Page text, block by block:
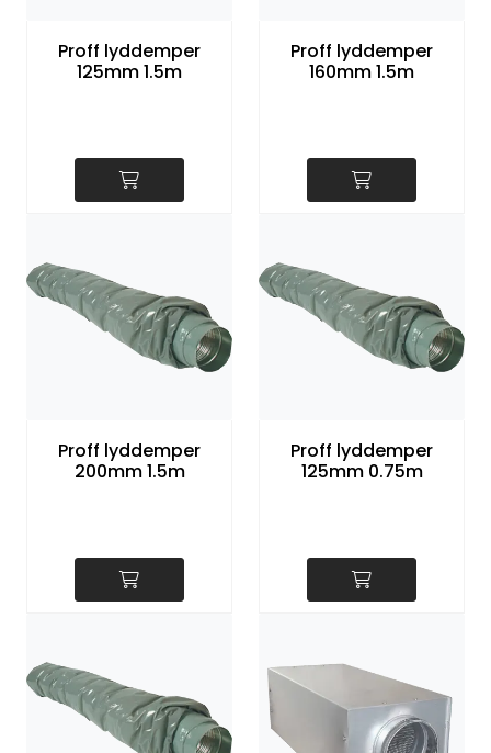
Proff lyddemper
125mm 1.5m
Proff lyddemper
160mm 1.5m
Proff lyddemper
200mm 1.5m
Proff lyddemper
125mm 0.75m